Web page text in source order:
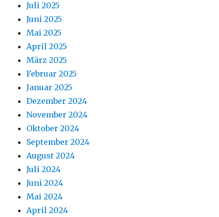
Juli 2025
Juni 2025
Mai 2025
April 2025
März 2025
Februar 2025
Januar 2025
Dezember 2024
November 2024
Oktober 2024
September 2024
August 2024
Juli 2024
Juni 2024
Mai 2024
April 2024